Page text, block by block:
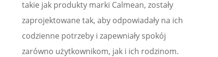
takie jak produkty marki Calmean, zostały
zaprojektowane tak, aby odpowiadały na ich
codzienne potrzeby i zapewniały spokój
zarówno użytkownikom, jak i ich rodzinom.